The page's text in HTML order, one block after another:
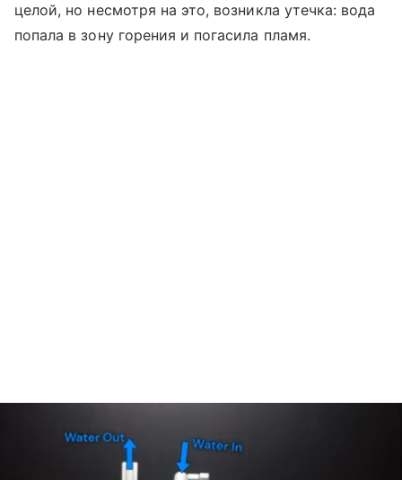
целой, но несмотря на это, возникла утечка: вода
попала в зону горения и погасила пламя.